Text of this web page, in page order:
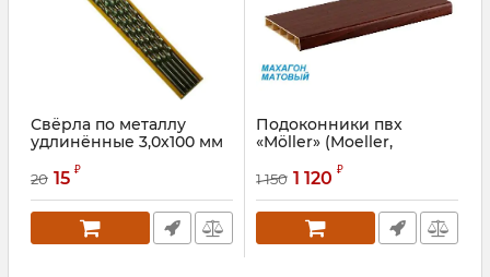
Свёрла по металлу
удлинённые 3,0х100 мм
Артикул:
20 15 ₽
Подоконники пвх
«Möller» (Moeller,
матовый махагон
Артикул: MOL0230.51/6S
1 150 1 120 ₽